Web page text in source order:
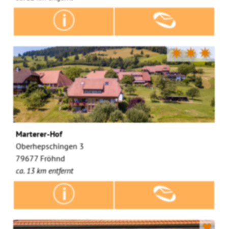
✷✷✷
Marterer-Hof
Oberhepschingen 3
79677 Fröhnd
ca. 13 km entfernt